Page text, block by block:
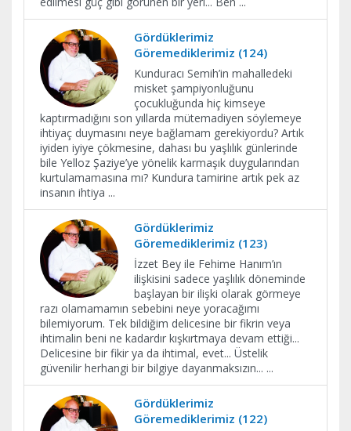
Gördüklerimiz
Göremediklerimiz (124)
Kunduracı Semih’in mahalledeki
misket şampiyonluğunu
çocukluğunda hiç kimseye
kaptırmadığını son yıllarda mütemadiyen söylemeye
ihtiyaç duymasını neye bağlamam gerekiyordu? Artık
iyiden iyiye çökmesine, dahası bu yaşlılık günlerinde
bile Yelloz Şaziye’ye yönelik karmaşık duygularından
kurtulamamasına mı? Kundura tamirine artık pek az
insanın ihtiya ...
Gördüklerimiz
Göremediklerimiz (123)
İzzet Bey ile Fehime Hanım’ın
ilişkisini sadece yaşlılık döneminde
başlayan bir ilişki olarak görmeye
razı olamamamın sebebini neye yoracağımı
bilemiyorum. Tek bildiğim delicesine bir fikrin veya
ihtimalin beni ne kadardır kışkırtmaya devam ettiği...
Delicesine bir fikir ya da ihtimal, evet... Üstelik
güvenilir herhangi bir bilgiye dayanmaksızın... ...
Gördüklerimiz
Göremediklerimiz (122)